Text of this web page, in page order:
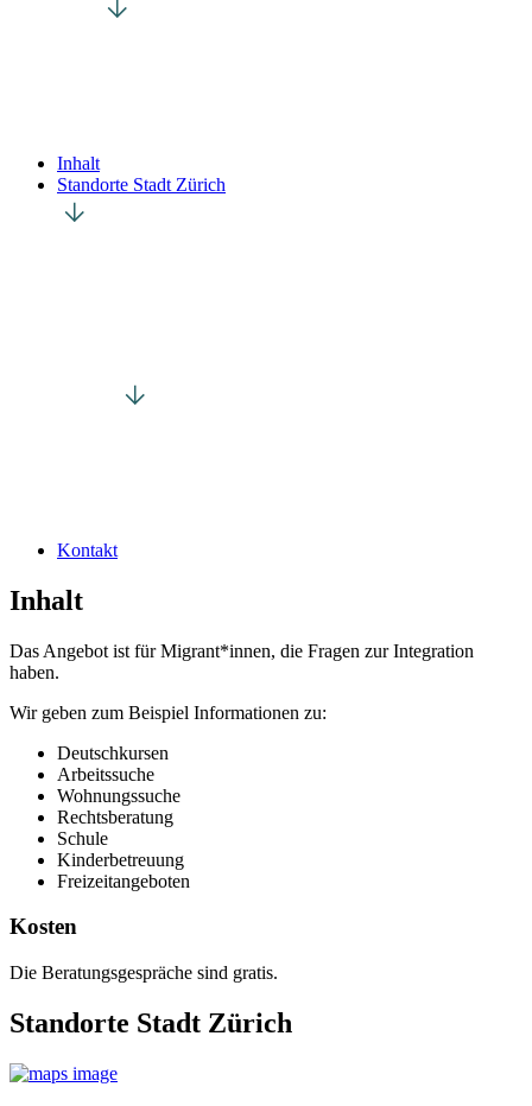
Inhalt
Standorte Stadt Zürich
Kontakt
Inhalt
Das Angebot ist für Migrant*innen, die Fragen zur Integration
haben.
Wir geben zum Beispiel Informationen zu:
Deutschkursen
Arbeitssuche
Wohnungssuche
Rechtsberatung
Schule
Kinderbetreuung
Freizeitangeboten
Kosten
Die Beratungsgespräche sind gratis.
Standorte Stadt Zürich